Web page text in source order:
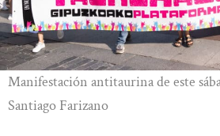
Manifestación antitaurina de este
Santiago Farizano